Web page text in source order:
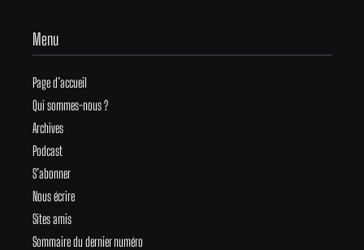
Menu
Page d’accueil
Qui sommes-nous ?
Archives
Podcast
S’abonner
Nous écrire
Sites amis
Sommaire du dernier numéro